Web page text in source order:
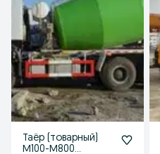
Таёр (товарный)
М100-М800